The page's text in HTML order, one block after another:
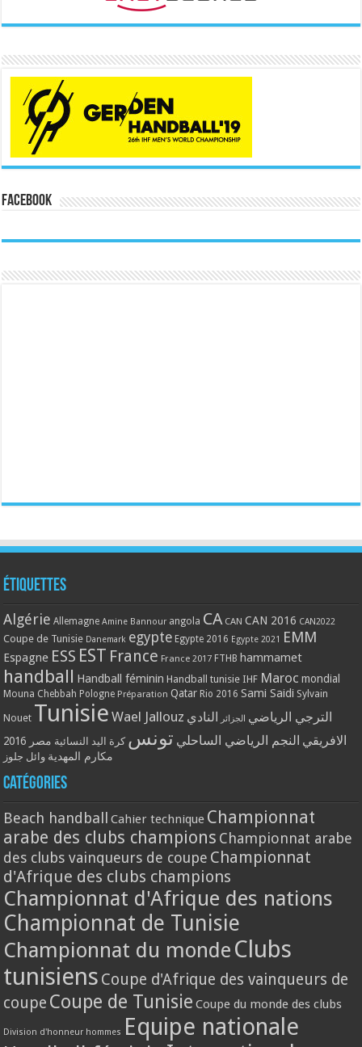
Facebook
Étiquettes
Algérie Allemagne Amine Bannour angola CA CAN CAN 2016 CAN2022
Coupe de Tunisie Danemark egypte Egypte 2016 Egypte 2021 EMM
Espagne ESS EST France France 2017 FTHB hammamet
handball Handball féminin Handball tunisie IHF Maroc mondial
Mouna Chebbah Pologne Préparation Qatar Rio 2016 Sami Saidi Sylvain
Nouet Tunisie Wael Jallouz الترجي الرياضي الجزائر النادي
الافريقي النجم الرياضي الساحلي تونس كرة اليد النسائية مصر 2016
مكارم المهدية وائل جلوز
Catégories
Beach handball Cahier technique Championnat
arabe des clubs champions Championnat arabe
des clubs vainqueurs de coupe Championnat
d'Afrique des clubs champions
Championnat d'Afrique des nations
Championnat de Tunisie
Championnat du monde Clubs
tunisiens Coupe d'Afrique des vainqueurs de
coupe Coupe de Tunisie Coupe du monde des clubs
Division d'honneur hommes Equipe nationale